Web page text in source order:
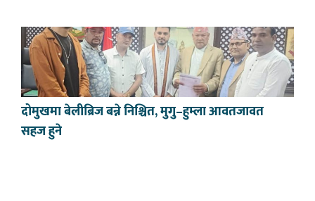
दोमुखमा बेलीब्रिज बन्ने निश्चित, मुगु–हुम्ला आवतजावत
सहज हुने